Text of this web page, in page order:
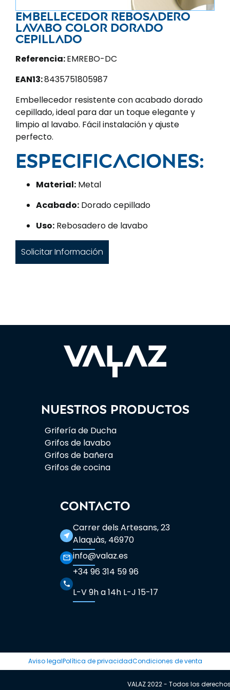
Embellecedor rebosadero
lavabo color dorado
cepillado
Referencia:EMREBO-DC
EAN13:8435751805987
Embellecedor resistente con acabado dorado
cepillado, ideal para dar un toque elegante y
limpio al lavabo. Fácil instalación y ajuste
perfecto.
Especificaciones:
Material: Metal
Acabado: Dorado cepillado
Uso: Rebosadero de lavabo
Solicitar Información
Nuestros productos
Grifería de Ducha
Grifos de lavabo
Grifos de bañera
Grifos de cocina
CONTACTO
near_me
Carrer dels Artesans, 23
Alaquàs, 46970
mail_outline info@valaz.es
phone
+34 96 314 59 96
L-V 9h a 14h L-J 15-17
Aviso legalPolítica de privacidadCondiciones de venta
VALAZ 2022 - Todos los